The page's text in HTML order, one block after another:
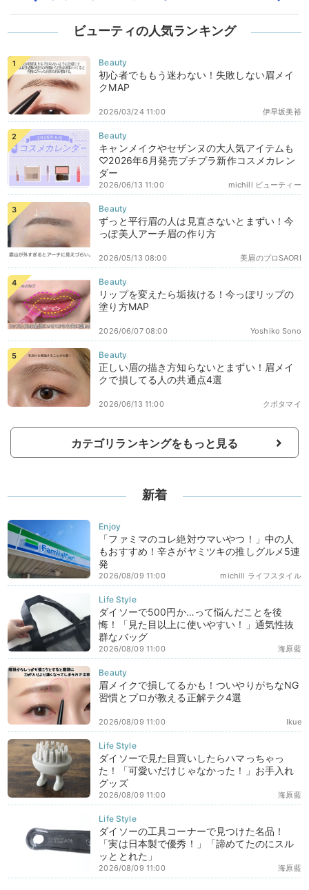
ビューティの人気ランキング
初心者でももう迷わない！失敗しない眉メイ
クMAP
伊早坂美裕
2026/03/24 11:00
キャンメイクやセザンヌの大人気アイテムも
♡2026年6月発売プチプラ新作コスメカレン
ダー
michill ビューティー
2026/06/13 11:00
ずっと平行眉の人は見直さないとまずい！今
っぽ美人アーチ眉の作り方
美眉のプロSAORI
2026/05/13 08:00
リップを変えたら垢抜ける！今っぽリップの
塗り方MAP
Yoshiko Sono
2026/06/07 08:00
正しい眉の描き方知らないとまずい！眉メイ
クで損してる人の共通点4選
クボタマイ
2026/06/13 11:00
カテゴリランキングをもっと見る
新着
「ファミマのコレ絶対ウマいやつ！」中の人
もおすすめ！辛さがヤミツキの推しグルメ5連
発
michill ライフスタイル
2026/08/09 11:00
ダイソーで500円か…って悩んだことを後
悔！「見た目以上に使いやすい！」通気性抜
群なバッグ
海原藍
2026/08/09 11:00
眉メイクで損してるかも！ついやりがちなNG
習慣とプロが教える正解テク4選
Ikue
2026/08/09 11:00
ダイソーで見た目買いしたらハマっちゃっ
た！「可愛いだけじゃなかった！」お手入れ
グッズ
海原藍
2026/08/09 11:00
ダイソーの工具コーナーで見つけた名品！
「実は日本製で優秀！」「諦めてたのにスル
ッととれた」
海原藍
2026/08/09 11:00